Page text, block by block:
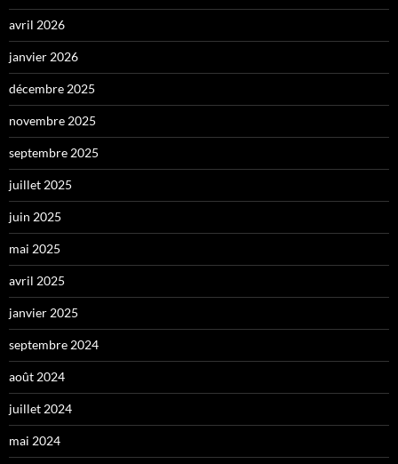
avril 2026
janvier 2026
décembre 2025
novembre 2025
septembre 2025
juillet 2025
juin 2025
mai 2025
avril 2025
janvier 2025
septembre 2024
août 2024
juillet 2024
mai 2024